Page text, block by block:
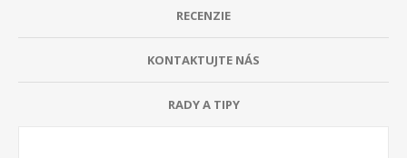
RECENZIE
KONTAKTUJTE NÁS
RADY A TIPY